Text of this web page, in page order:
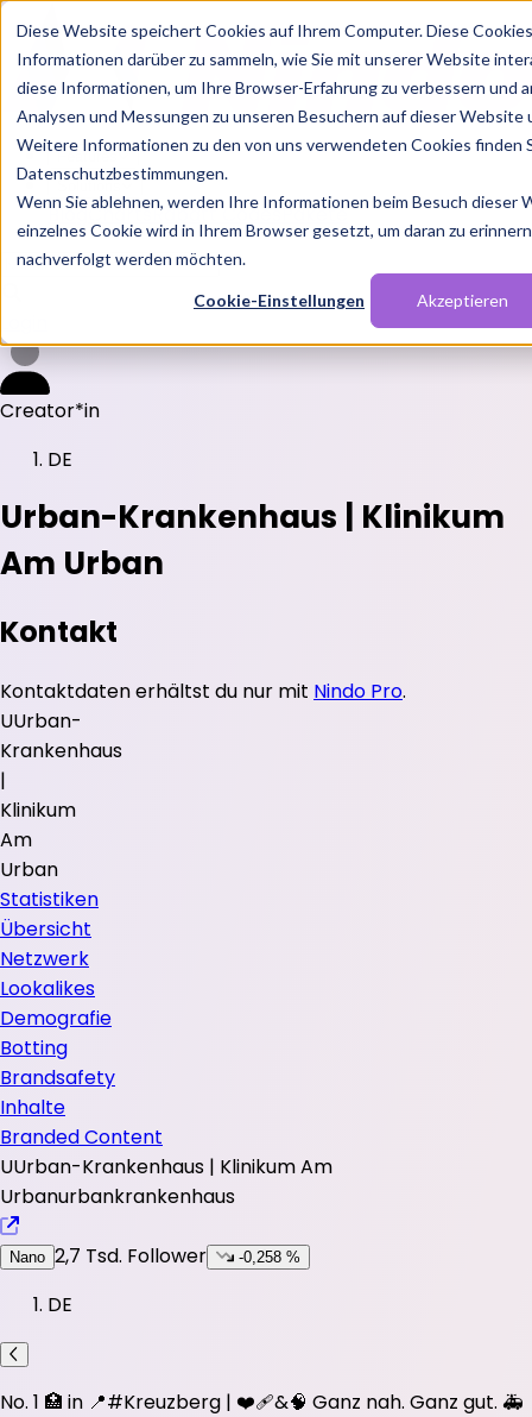
Diese Website speichert Cookies auf Ihrem Computer. Diese
Informationen darüber zu sammeln, wie Sie mit unserer Website
diese Informationen, um Ihre Browser-Erfahrung zu verbessern und
Analysen und Messungen zu unseren Besuchern auf dieser Website
Weitere Informationen zu den von uns verwendeten Cookies finden
Datenschutzbestimmungen.
Wenn Sie ablehnen, werden Ihre Informationen beim Besuch dieser
einzelnes Cookie wird in Ihrem Browser gesetzt, um daran zu
nachverfolgt werden möchten.
Cookie-Einstellungen Akzeptieren
Features
Solutions
BlogChartsRabatt CodesPakete
Creator*in
DE
Urban-Krankenhaus | Klinikum
Am Urban
Kontakt
Kontaktdaten erhältst du nur mit Nindo Pro.
UUrban-
Krankenhaus
|
Klinikum
Am
Urban
Statistiken
Übersicht
Netzwerk
Lookalikes
Demografie
Botting
Brandsafety
Inhalte
Branded Content
UUrban-Krankenhaus | Klinikum Am
Urbanurbankrankenhaus
Nano 2,7 Tsd. Follower -0,258 %
DE
No. 1 🏥 in 📍#Kreuzberg | ❤️‍🩹&🧠 Ganz nah. Ganz gut. 🚑